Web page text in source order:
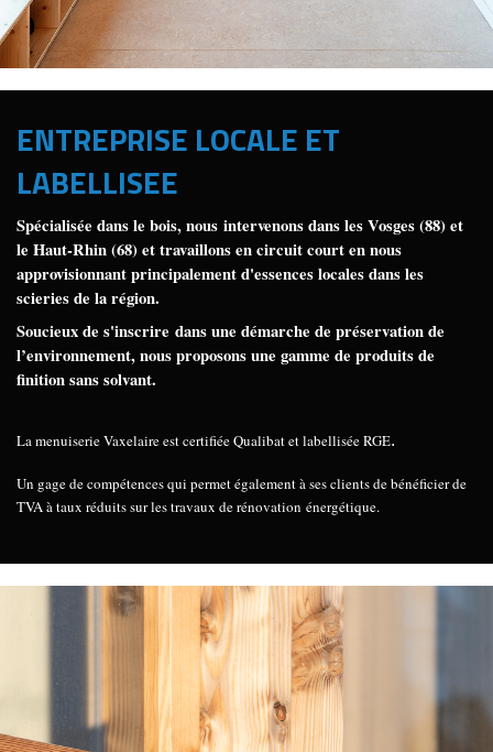
ENTREPRISE LOCALE ET
LABELLISEE
Spécialisée dans le bois, nous intervenons dans les Vosges (88) et
le Haut-Rhin (68) et travaillons en circuit court en nous
approvisionnant principalement d'essences locales dans les
scieries de la région.
Soucieux de s'inscrire dans une démarche de préservation de
l’environnement, nous proposons une gamme de produits de
finition sans solvant.
La menuiserie Vaxelaire est certifiée Qualibat et labellisée RGE.
Un gage de compétences qui permet également à ses clients de bénéficier de
TVA à taux réduits sur les travaux de rénovation énergétique.